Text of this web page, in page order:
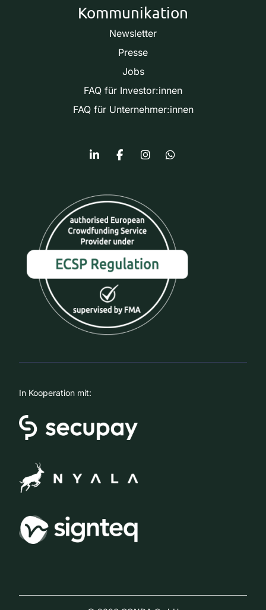
Kommunikation
Newsletter
Presse
Jobs
FAQ für Investor:innen
FAQ für Unternehmer:innen
In Kooperation mit: